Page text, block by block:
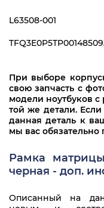
HP 15s-eq1194ur
HP 15s-eq1196ur
HP 15s-eq1280ur
L63508-001
При выборе
свою запчасть с
модели ноутбуков
той же детали.
данная деталь к
мы вас обязательно
Рамка
черная - доп.
Описанный на